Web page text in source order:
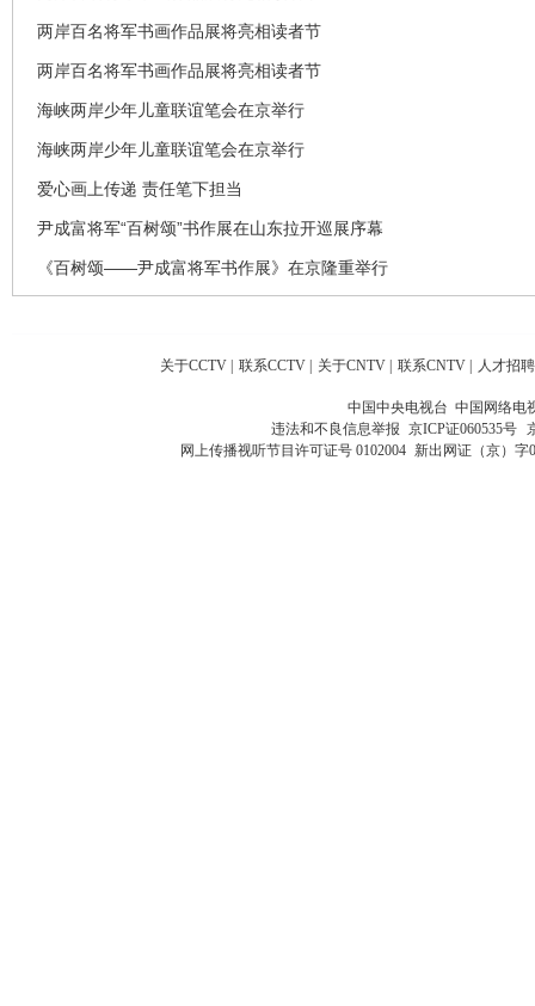
两岸百名将军书画作品展将亮相读者节
两岸百名将军书画作品展将亮相读者节
海峡两岸少年儿童联谊笔会在京举行
海峡两岸少年儿童联谊笔会在京举行
爱心画上传递 责任笔下担当
尹成富将军“百树颂”书作展在山东拉开巡展序幕
《百树颂——尹成富将军书作展》在京隆重举行
关于CCTV | 联系CCTV | 关于CNTV | 联系CNTV | 人才招聘
中国中央电视台 中国网络电
违法和不良信息举报 京ICP证060535号
网上传播视听节目许可证号 0102004 新出网证（京）